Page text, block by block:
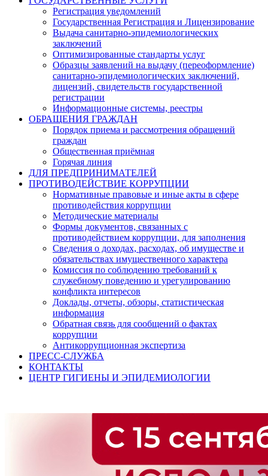
Регистрация уведомлений
Государственная Регистрация и Лицензирование
Выдача санитарно-эпидемиологических
заключений
Оптимизированные стандарты услуг
Образцы заявлений на выдачу (переоформление)
санитарно-эпидемиологических заключений,
лицензий, свидетельств государственной
регистрации
Информационные системы, реестры
ОБРАЩЕНИЯ ГРАЖДАН
Порядок приема и рассмотрения обращений
граждан
Общественная приёмная
Горячая линия
ДЛЯ ПРЕДПРИНИМАТЕЛЕЙ
ПРОТИВОДЕЙСТВИЕ КОРРУПЦИИ
Нормативные правовые и иные акты в сфере
противодействия коррупции
Методические материалы
Формы документов, связанных с
противодействием коррупции, для заполнения
Сведения о доходах, расходах, об имуществе и
обязательствах имущественного характера
Комиссия по соблюдению требований к
служебному поведению и урегулированию
конфликта интересов
Доклады, отчеты, обзоры, статистическая
информация
Обратная связь для сообщений о фактах
коррупции
Антикоррупционная экспертиза
ПРЕСС-СЛУЖБА
КОНТАКТЫ
ЦЕНТР ГИГИЕНЫ И ЭПИДЕМИОЛОГИИ